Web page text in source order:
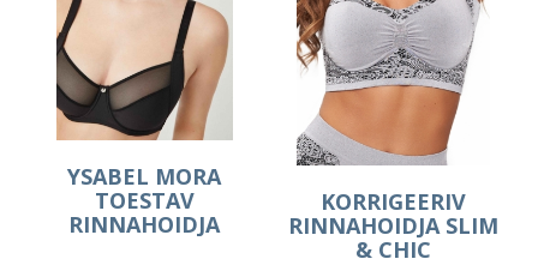
YSABEL MORA
TOESTAV
RINNAHOIDJA
KORRIGEERIV
RINNAHOIDJA SLIM
& CHIC